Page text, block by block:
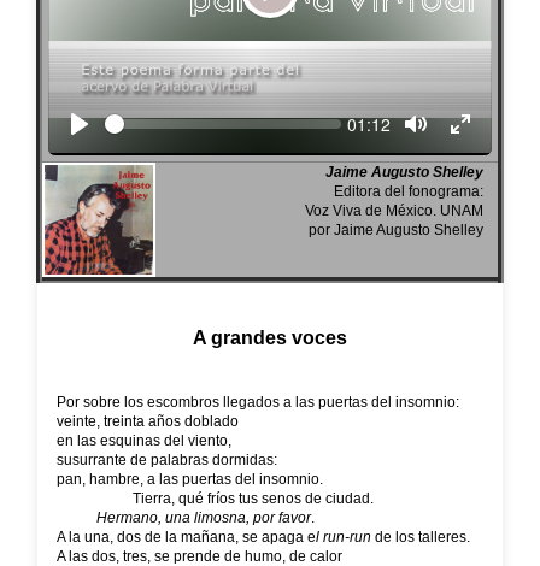
Play
Seek Current
01:12
Jaime Augusto Shelley
Editora del fonograma:
Voz Viva de México. UNAM
por Jaime Augusto Shelley
A grandes voces
Por sobre los escombros llegados a las puertas del insomnio:
veinte, treinta años doblado
en las esquinas del viento,
susurrante de palabras dormidas:
pan, hambre, a las puertas del insomnio.
Tierra, qué fríos tus senos de ciudad.
Hermano, una limosna, por favor.
A la una, dos de la mañana, se apaga el run-run de los talleres.
A las dos, tres, se prende de humo, de calor